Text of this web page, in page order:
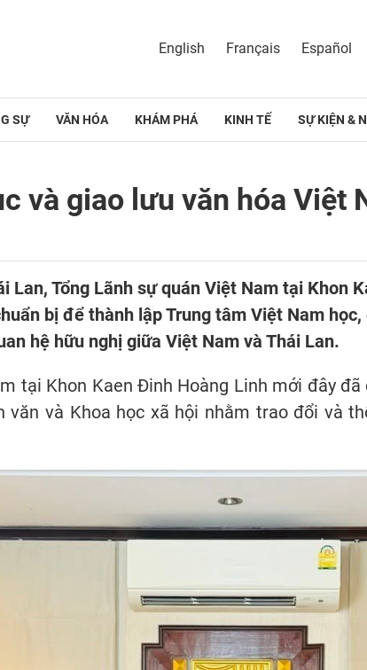
English Français Español
SỰ VĂN HÓA KHÁM PHÁ KINH TẾ SỰ KIỆN &
và giao lưu văn hóa Việt
Lan, Tổng Lãnh sự quán Việt Nam tại Khon
bị để thành lập Trung tâm Việt Nam
hệ hữu nghị giữa Việt Nam và Thái Lan.
tại Khon Kaen Đinh Hoàng Linh mới đây
văn và Khoa học xã hội nhằm trao đổi và